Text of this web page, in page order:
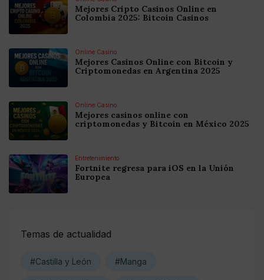
Mejores Cripto Casinos Online en
Colombia 2025: Bitcoin Casinos
Online Casino
Mejores Casinos Online con Bitcoin y
Criptomonedas en Argentina 2025
Online Casino
Mejores casinos online con
criptomonedas y Bitcoin en México 2025
Entretenimiento
Fortnite regresa para iOS en la Unión
Europea
Temas de actualidad
#Castilla y León #Manga